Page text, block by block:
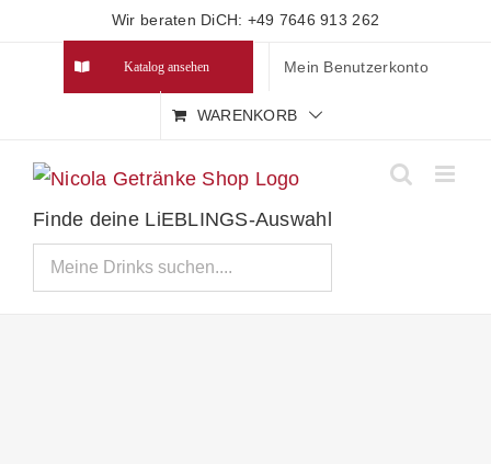
Wir beraten DiCH: +49 7646 913 262
Katalog ansehen Mein Benutzerkonto
WARENKORB
Finde deine LiEBLINGS-Auswahl